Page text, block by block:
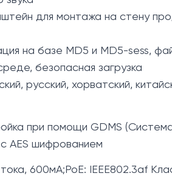
для монтажа на стену
на базе MD5 и MD5-sess,
безопасная загрузка
русский, хорватский,
при помощи GDMS
AES шифрованием
600мА;PoE: IEEE802.3af